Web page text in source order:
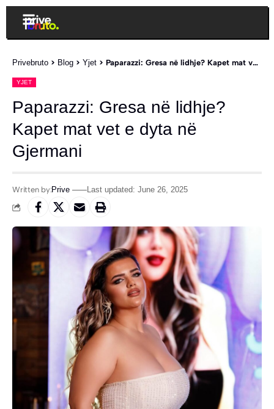
Privebruto > Blog > Yjet > Paparazzi: Gresa në lidhje? Kapet mat vet e dyta në Gjermani
YJET
Paparazzi: Gresa në lidhje?
Kapet mat vet e dyta në
Gjermani
Written by:Prive Last updated: June 26, 2025